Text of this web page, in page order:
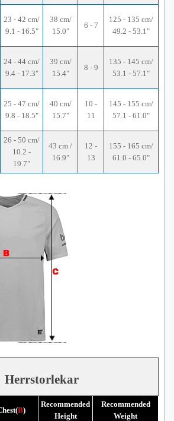
23 - 42 cm/
9.1 - 16.5"
38 cm/
15.0"
6 - 7
125 - 135 cm/
49.2 - 53.1"
24 - 44 cm/
9.4 - 17.3"
39 cm/
15.4"
8 - 9
135 - 145 cm/
53.1 - 57.1"
25 - 47 cm/
9.8 - 18.5"
40 cm/
15.7"
10 -
11
145 - 155 cm/
57.1 - 61.0"
26 - 50 cm/
10.2 -
19.7"
43 cm /
16.9"
12 -
13
155 - 165 cm/
61.0 - 65.0"
Herrstorlekar
B)
Recommended
Height
Recommended
Weight